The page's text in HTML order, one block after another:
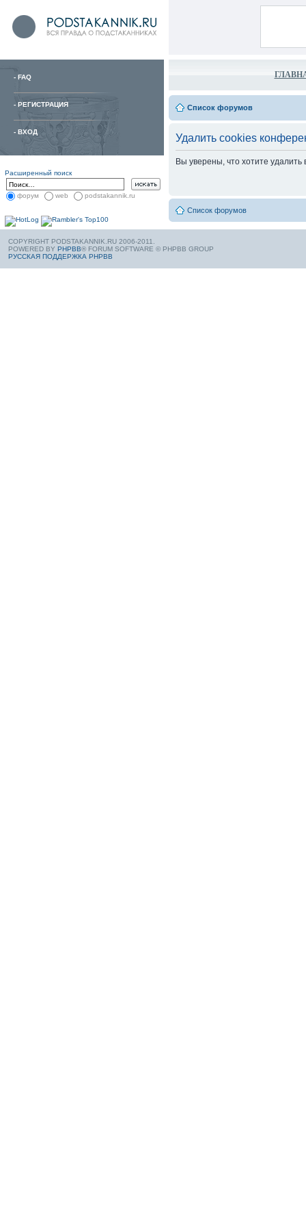
- FAQ
- РЕГИСТРАЦИЯ
- ВХОД
Расширенный поиск
форум web podstakannik.ru
Список форумов
Удалить cookies
Вы уверены, что хотите
Список форумов
COPYRIGHT PODSTAKANNIK.RU 2006-2011.
POWERED BY PHPBB® FORUM SOFTWARE © PHPBB GROUP
РУССКАЯ ПОДДЕРЖКА PHPBB